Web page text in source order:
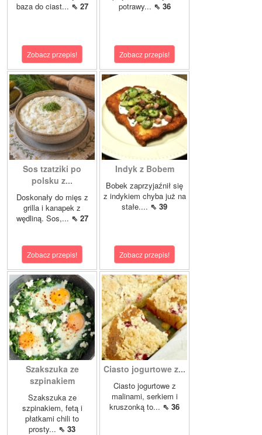
baza do ciast... ⇖ 27
Zobacz przepis!
potrawy... ⇖ 36
Zobacz przepis!
Sos tzatziki po
polsku z...
Doskonały do mięs z
grilla i kanapek z
wędliną. Sos,... ⇖ 27
Zobacz przepis!
Indyk z Bobem
Bobek zaprzyjaźnił się
z indykiem chyba już na
stałe.... ⇖ 39
Zobacz przepis!
Szakszuka ze
szpinakiem
Szakszuka ze
szpinakiem, fetą i
płatkami chili to
prosty... ⇖ 33
Ciasto jogurtowe z...
Ciasto jogurtowe z
malinami, serkiem i
kruszonką to... ⇖ 36